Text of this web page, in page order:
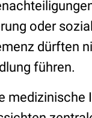
oder
dürften
führen.
medizinische